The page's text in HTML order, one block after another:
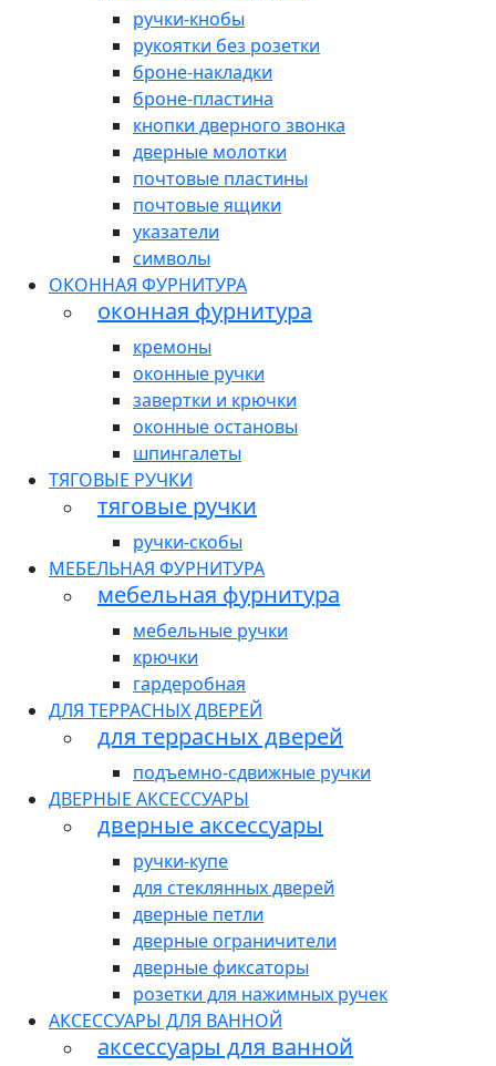
ручки-кнобы
рукоятки без розетки
броне-накладки
броне-пластина
кнопки дверного звонка
дверные молотки
почтовые пластины
почтовые ящики
указатели
символы
ОКОННАЯ ФУРНИТУРА
оконная фурнитура
кремоны
оконные ручки
завертки и крючки
оконные остановы
шпингалеты
ТЯГОВЫЕ РУЧКИ
тяговые ручки
ручки-скобы
МЕБЕЛЬНАЯ ФУРНИТУРА
мебельная фурнитура
мебельные ручки
крючки
гардеробная
ДЛЯ ТЕРРАСНЫХ ДВЕРЕЙ
для террасных дверей
подъемно-сдвижные ручки
ДВЕРНЫЕ АКСЕССУАРЫ
дверные аксессуары
ручки-купе
для стеклянных дверей
дверные петли
дверные ограничители
дверные фиксаторы
розетки для нажимных ручек
АКСЕССУАРЫ ДЛЯ ВАННОЙ
аксессуары для ванной